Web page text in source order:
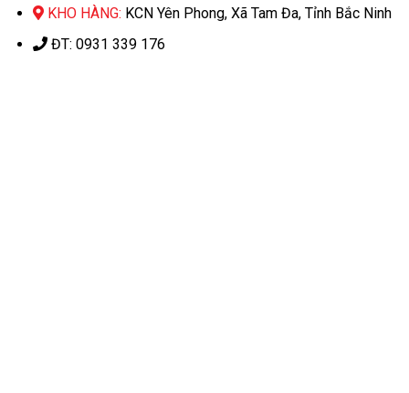
KHO HÀNG: KCN Yên Phong, Xã Tam Đa, Tỉnh Bắc Ninh
ĐT: 0931 339 176